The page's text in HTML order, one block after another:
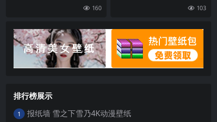
160 103
排行榜展示
1 报纸墙 雪之下雪乃4K动漫壁纸